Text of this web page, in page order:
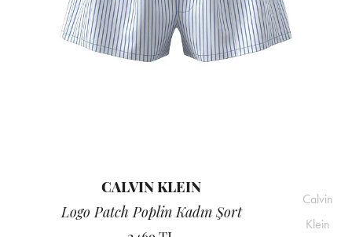
CALVIN KLEIN
Logo Patch Poplin Kadın Şort
Calvin
Klein